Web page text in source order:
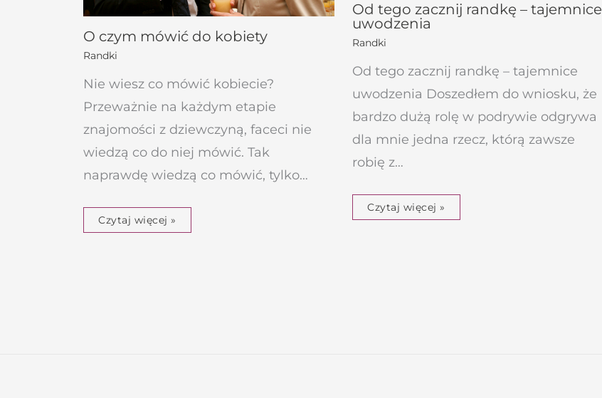
O czym mówić do kobiety
Randki
Nie wiesz co mówić kobiecie?
Przeważnie na każdym etapie
znajomości z dziewczyną, faceci nie
wiedzą co do niej mówić. Tak
naprawdę wiedzą co mówić, tylko…
Czytaj więcej »
Od tego zacznij randkę – tajemnice
uwodzenia
Randki
Od tego zacznij randkę – tajemnice
uwodzenia Doszedłem do wniosku, że
bardzo dużą rolę w podrywie odgrywa
dla mnie jedna rzecz, którą zawsze
robię z…
Czytaj więcej »